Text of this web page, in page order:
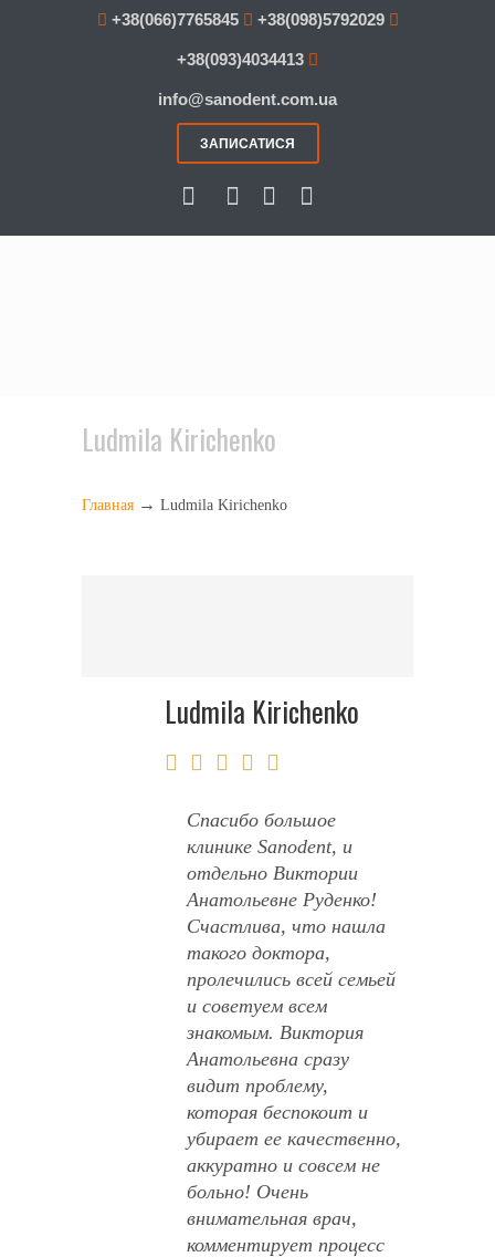
+38(066)7765845 +38(098)5792029
+38(093)4034413
info@sanodent.com.ua
ЗАПИСАТИСЯ
Ludmila Kirichenko
Главная → Ludmila Kirichenko
Ludmila Kirichenko
Спасибо большое
клинике Sanodent, и
отдельно Виктории
Анатольевне Руденко!
Счастлива, что нашла
такого доктора,
пролечились всей семьей
и советуем всем
знакомым. Виктория
Анатольевна сразу
видит проблему,
которая беспокоит и
убирает ее качественно,
аккуратно и совсем не
больно! Очень
внимательная врач,
комментирует процесс